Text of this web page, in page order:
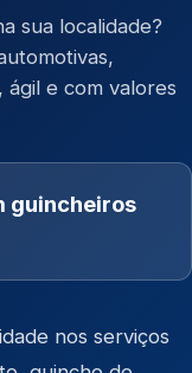
sua localidade?
e com valores
guincheiros
nos serviços